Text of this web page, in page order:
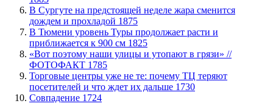
В Сургуте на предстоящей неделе жара сменится
дождем и прохладой 1875
В Тюмени уровень Туры продолжает расти и
приближается к 900 см 1825
«Вот поэтому наши улицы и утопают в грязи» //
ФОТОФАКТ 1785
Торговые центры уже не те: почему ТЦ теряют
посетителей и что ждет их дальше 1730
​Совпадение 1724